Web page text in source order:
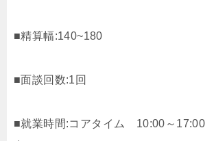
■精算幅:140~180
■面談回数:1回
■就業時間:コアタイム 10:00～